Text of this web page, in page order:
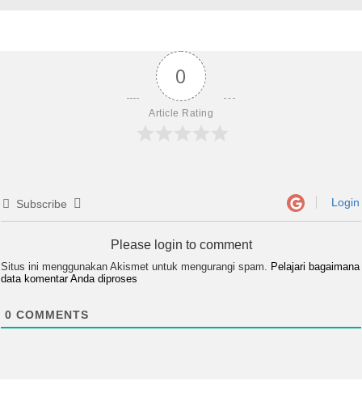
0
Article Rating
Subscribe Login
Please login to comment
Situs ini menggunakan Akismet untuk mengurangi spam. Pelajari bagaimana
data komentar Anda diproses
0 COMMENTS